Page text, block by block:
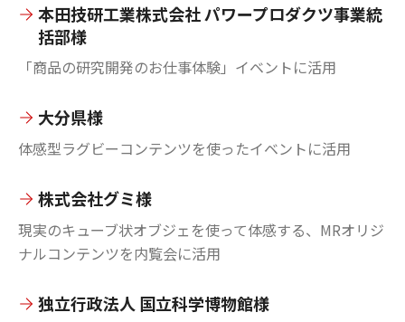
本田技研工業株式会社 パワープロダクツ事業統
括部様
「商品の研究開発のお仕事体験」イベントに活用
大分県様
体感型ラグビーコンテンツを使ったイベントに活用
株式会社グミ様
現実のキューブ状オブジェを使って体感する、MRオリジ
ナルコンテンツを内覧会に活用
独立行政法人 国立科学博物館様